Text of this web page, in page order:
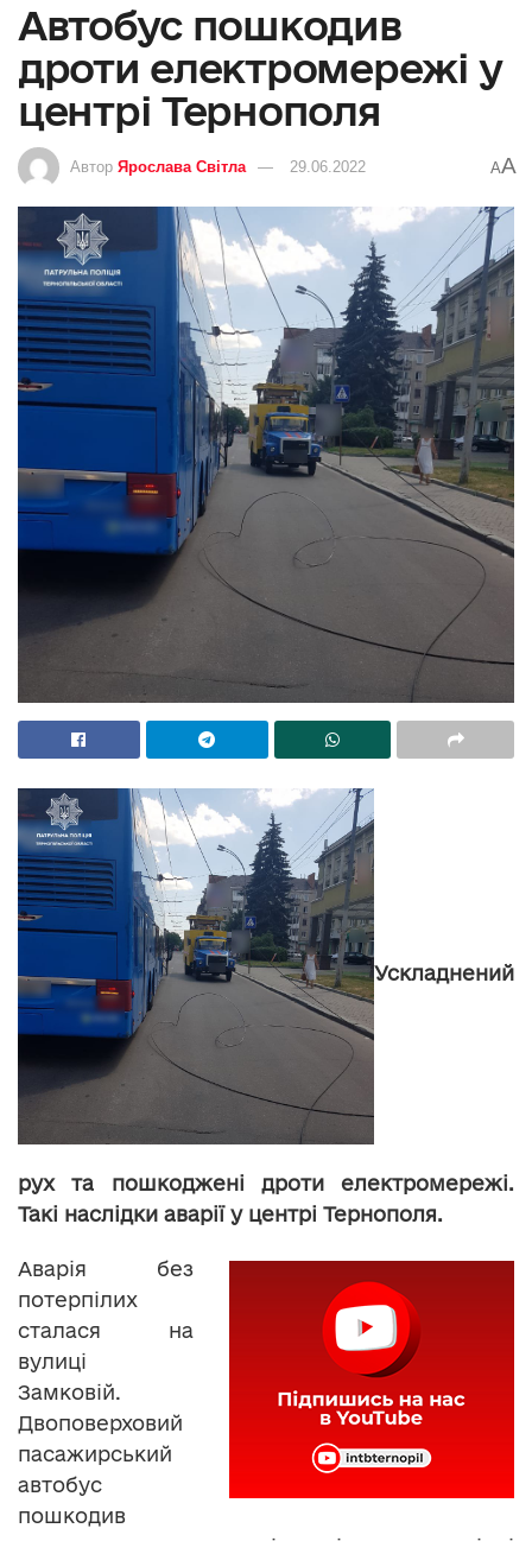
Автобус пошкодив
дроти електромережі у
центрі Тернополя
Автор Ярослава Світла 29.06.2022 AA
Ускладнений
рух та пошкоджені дроти електромережі.
Такі наслідки аварії у центрі Тернополя.
Аварія без
потерпілих
сталася на
вулиці
Замковій.
Двоповерховий
пасажирський
автобус
пошкодив